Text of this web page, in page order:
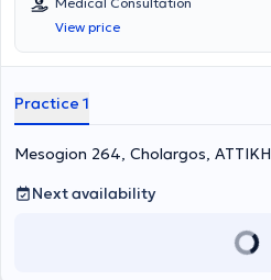
View price
Practice 1
Mesogion 264, Cholargos, ΑΤΤΙΚΗ
Next availability